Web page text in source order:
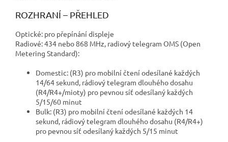
ROZHRANÍ – PŘEHLED
Optické: pro přepínání displeje
Radiové: 434 nebo 868 MHz, radiový telegram OMS (Open
Metering Standard):
Domestic: (R3) pro mobilní čtení odesílané každých
14/64 sekund, rádiový telegram dlouhého dosahu
(R4/R4+/mioty) pro pevnou síť odesílaný každých
5/15/60 minut
Bulk: (R3) pro mobilní čtení odesílané každých 14
sekund, rádiový telegram dlouhého dosahu (R4/R4+)
pro pevnou síť odesílaný každých 5/15 minut